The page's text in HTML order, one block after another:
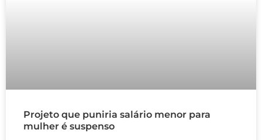
Projeto que puniria salário menor para
mulher é suspenso